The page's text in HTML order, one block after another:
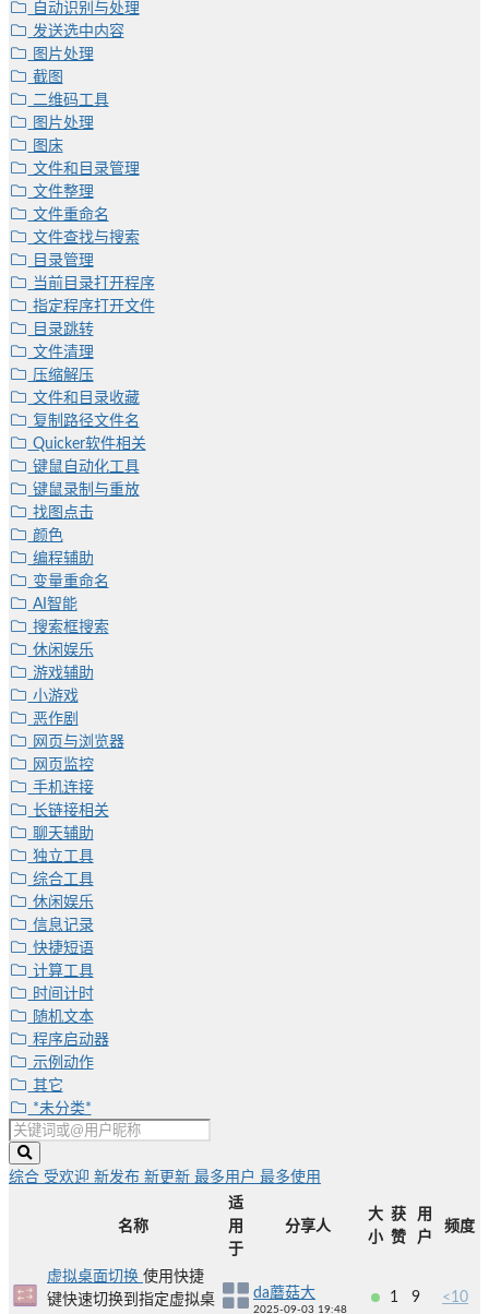
自动识别与处理
发送选中内容
图片处理
截图
二维码工具
图片处理
图床
文件和目录管理
文件整理
文件重命名
文件查找与搜索
目录管理
当前目录打开程序
指定程序打开文件
目录跳转
文件清理
压缩解压
文件和目录收藏
复制路径文件名
Quicker软件相关
键鼠自动化工具
键鼠录制与重放
找图点击
颜色
编程辅助
变量重命名
AI智能
搜索框搜索
休闲娱乐
游戏辅助
小游戏
恶作剧
网页与浏览器
网页监控
手机连接
长链接相关
聊天辅助
独立工具
综合工具
休闲娱乐
信息记录
快捷短语
计算工具
时间计时
随机文本
程序启动器
示例动作
其它
*未分类*
综合 受欢迎 新发布 新更新 最多用户 最多使用
名称
适
用
于
分享人
大
小
获
赞
用
户
频度
虚拟桌面切换 使用快捷
键快速切换到指定虚拟桌
da蘑菇大
2025-09-03 19:48
1 9 <10